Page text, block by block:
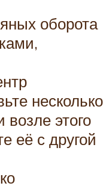
оборота
несколько
возле этого
её с другой